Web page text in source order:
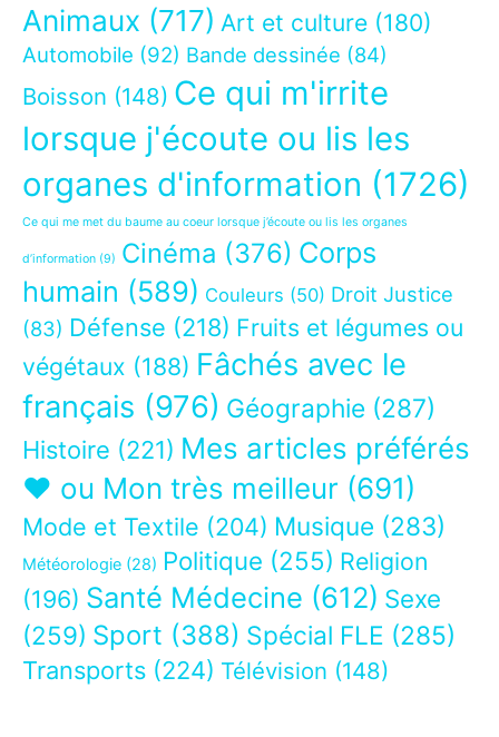
Animaux (717) Art et culture (180)
Automobile (92) Bande dessinée (84)
Boisson (148) Ce qui m'irrite
lorsque j'écoute ou lis les
organes d'information (1726)
Ce qui me met du baume au coeur lorsque j’écoute ou lis les organes
d’information (9) Cinéma (376) Corps
humain (589) Couleurs (50) Droit Justice
(83) Défense (218) Fruits et légumes ou
végétaux (188) Fâchés avec le
français (976) Géographie (287)
Histoire (221) Mes articles préférés
❤ ou Mon très meilleur (691)
Mode et Textile (204) Musique (283)
Météorologie (28) Politique (255) Religion
(196) Santé Médecine (612) Sexe
(259) Sport (388) Spécial FLE (285)
Transports (224) Télévision (148)